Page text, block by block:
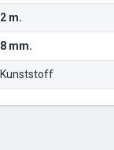
2 m.
8 mm.
Kunststoff